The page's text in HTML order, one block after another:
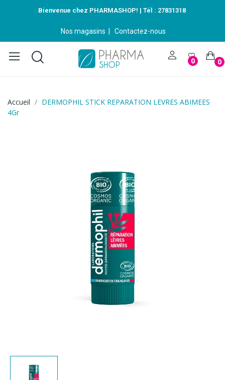
Bienvenue chez PHARMASHOP! | Tél : 27831318
Nos magasins Contactez-nous
0 0
Accueil
DERMOPHIL STICK REPARATION LEVRES ABIMEES
4Gr